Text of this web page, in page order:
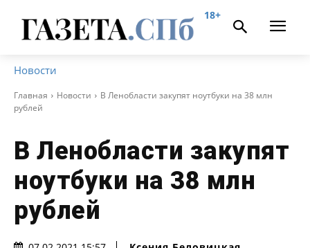
18+
Новости
Главная Новости
В Ленобласти закупят ноутбуки на 38 млн
рублей
В Ленобласти закупят
ноутбуки на 38 млн
рублей